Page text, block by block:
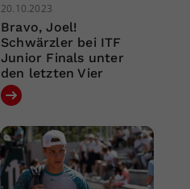
20.10.2023
Bravo, Joel!
Schwärzler bei ITF
Junior Finals unter
den letzten Vier